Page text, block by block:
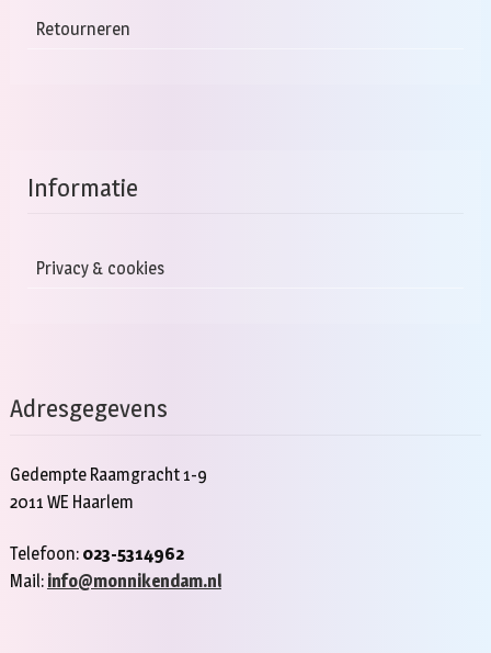
Retourneren
Informatie
Privacy & cookies
Adresgegevens
Gedempte Raamgracht 1-9
2011 WE Haarlem
Telefoon: 023-5314962
Mail: info@monnikendam.nl